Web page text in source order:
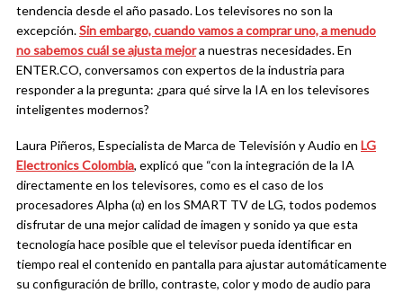
tendencia desde el año pasado. Los televisores no son la
excepción.Sin embargo, cuando vamos a comprar uno, a menudo
no sabemos cuál se ajusta mejora nuestras necesidades. En
ENTER.CO, conversamos con expertos de la industria para
responder a la pregunta: ¿para qué sirve la IA en los televisores
inteligentes modernos?
Laura Piñeros, Especialista de Marca de Televisión y Audio en LG
Electronics Colombia, explicó que “con la integración de la IA
directamente en los televisores, como es el caso de los
procesadores Alpha (α) en los SMART TV de LG, todos podemos
disfrutar de una mejor calidad de imagen y sonido ya que esta
tecnología hace posible que el televisor pueda identificar en
tiempo real el contenido en pantalla para ajustar automáticamente
su configuración de brillo, contraste, color y modo de audio para